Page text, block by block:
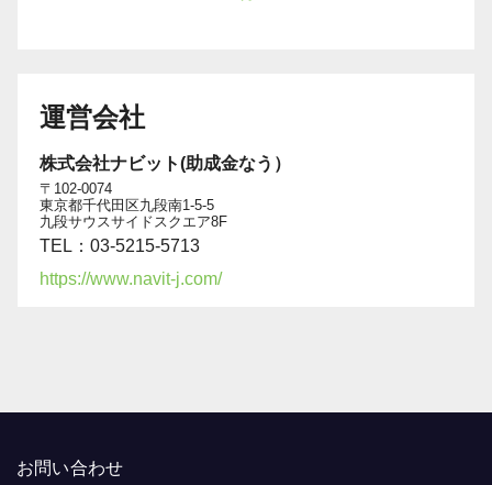
運営会社
株式会社ナビット(助成金なう）
〒102-0074
東京都千代田区九段南1-5-5
九段サウスサイドスクエア8F
TEL：03-5215-5713
https://www.navit-j.com/
お問い合わせ